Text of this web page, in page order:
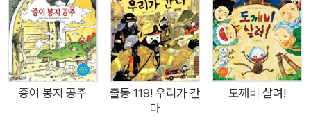
운 시작임을 이야기는 말해 줍니다. 이야기를 읽으면서 우리는 백
성들의 꿈과 좌절, 그 좌절을 딛고 일어서는 또 다른 희망을 보게
될 것입니다. -서정오 “아이고, 큰일 났네. 우리 아기가 영웅일
세!” 어느 두메산골에 ‘우투리’라는 아기가 태어났어요. 근데 우
투리가 어렸을 때부터 하는 짓이 달라요. 가만 보니, 겨드랑이에
날개가 달려 훨훨 날아다니지 뭐예요? 어머니 아버지는 영웅이
종이 봉지 공주
출동 119! 우리가 간
다
도깨비 살려!